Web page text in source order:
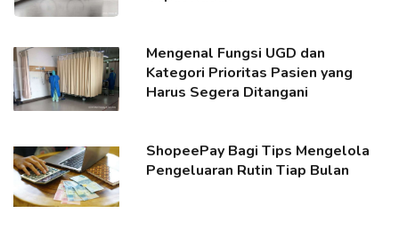
Mengenal Fungsi UGD dan
Kategori Prioritas Pasien yang
Harus Segera Ditangani
ShopeePay Bagi Tips Mengelola
Pengeluaran Rutin Tiap Bulan